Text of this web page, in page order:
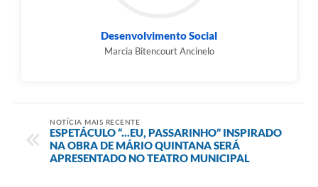
Desenvolvimento Social
Marcia Bitencourt Ancinelo
NOTÍCIA MAIS RECENTE
ESPETÁCULO “...EU, PASSARINHO” INSPIRADO
NA OBRA DE MÁRIO QUINTANA SERÁ
APRESENTADO NO TEATRO MUNICIPAL